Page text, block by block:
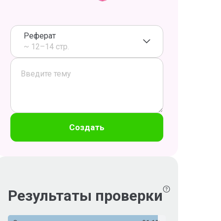
Реферат
~ 12–14 стр.
Создать
Результаты проверки